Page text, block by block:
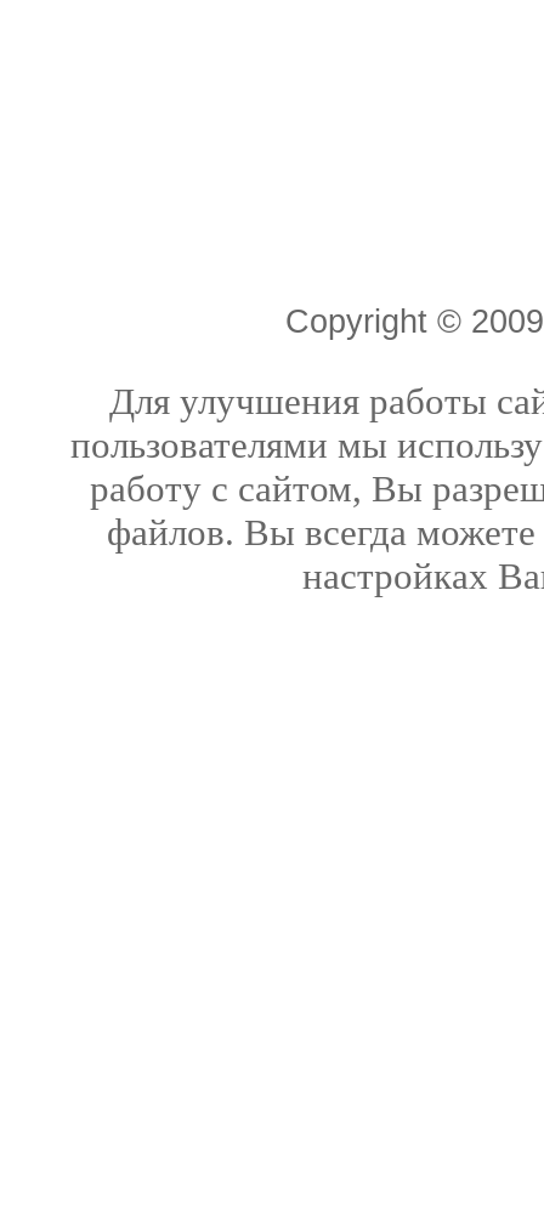
Copyright ©
Для улучшения работы
пользователями мы
работу с сайтом, Вы
файлов. Вы всегда
настройках